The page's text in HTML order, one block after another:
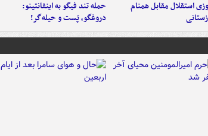
استقلال مقابل همنام
حمله تند فیگو به اینفانتینو:
دروغگو، پَست‌ و حیله‌گر!